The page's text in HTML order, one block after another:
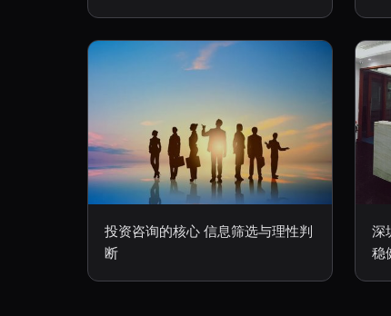
投资咨询的核心 信息筛选与理性判
断
深
稳